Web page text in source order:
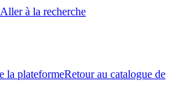
Aller à la recherche
Retour au catalogue de